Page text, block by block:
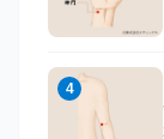
4